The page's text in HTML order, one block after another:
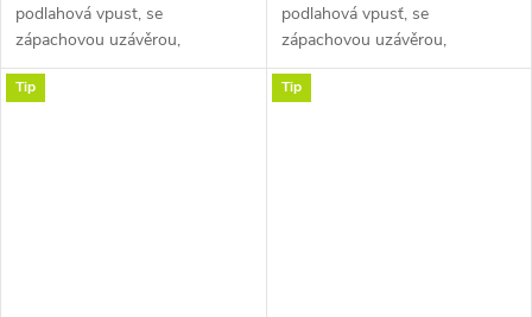
podlahová vpust, se
zápachovou uzávěrou,
stavitelná, nerez
podlahová vpusť, se
zápachovou uzávěrou,
nestavitelná, nerez
Tip Tip